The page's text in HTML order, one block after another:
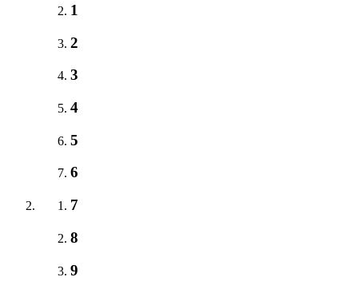
1
2
3
4
5
6
7
8
9